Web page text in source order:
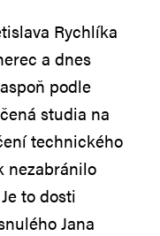
Rychlíka
a dnes
podle
studia na
technického
nezabránilo
to dosti
Jana